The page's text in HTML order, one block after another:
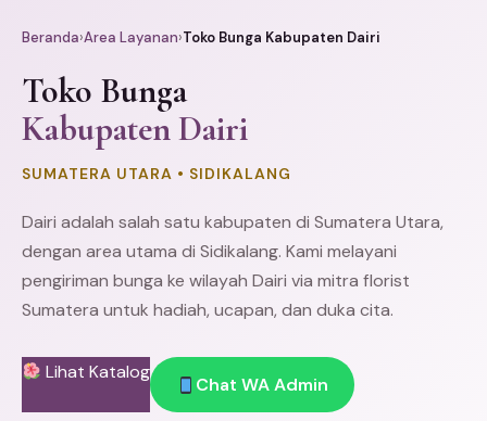
Beranda›Area Layanan›Toko Bunga Kabupaten Dairi
Toko Bunga
Kabupaten Dairi
SUMATERA UTARA • SIDIKALANG
Dairi adalah salah satu kabupaten di Sumatera Utara,
dengan area utama di Sidikalang. Kami melayani
pengiriman bunga ke wilayah Dairi via mitra florist
Sumatera untuk hadiah, ucapan, dan duka cita.
Lihat Katalog
Chat WA Admin